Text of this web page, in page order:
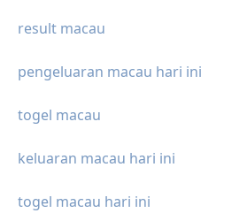
result macau
pengeluaran macau hari ini
togel macau
keluaran macau hari ini
togel macau hari ini